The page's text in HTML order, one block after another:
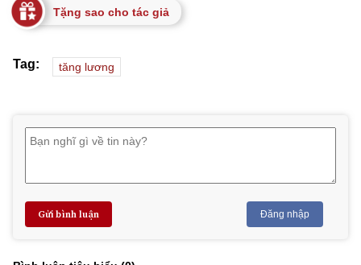
Tặng sao cho tác giả
Tag: tăng lương
Gửi bình luận Đăng nhập